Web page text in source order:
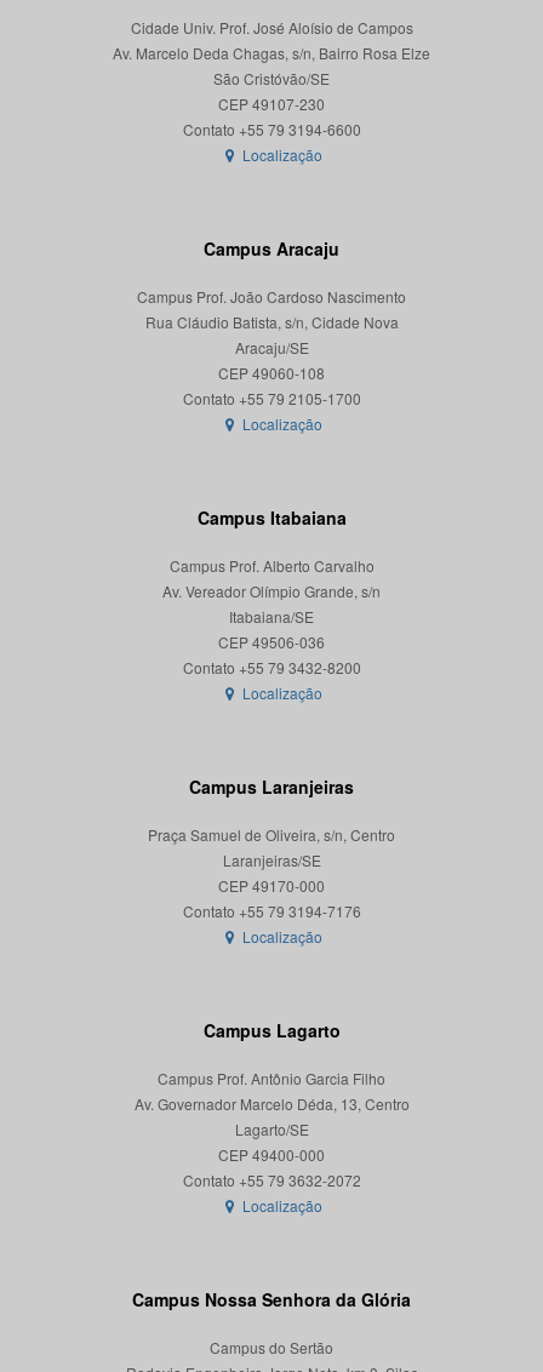
Cidade Univ. Prof. José Aloísio de Campos
Av. Marcelo Deda Chagas, s/n, Bairro Rosa Elze
São Cristóvão/SE
CEP 49107-230
Localização
Campus Aracaju
Campus Prof. João Cardoso Nascimento
Rua Cláudio Batista, s/n, Cidade Nova
Aracaju/SE
CEP 49060-108
Localização
Campus Itabaiana
Campus Prof. Alberto Carvalho
Av. Vereador Olímpio Grande, s/n
Itabaiana/SE
CEP 49506-036
Localização
Campus Laranjeiras
Praça Samuel de Oliveira, s/n, Centro
Laranjeiras/SE
CEP 49170-000
Localização
Campus Lagarto
Campus Prof. Antônio Garcia Filho
Av. Governador Marcelo Déda, 13, Centro
Lagarto/SE
CEP 49400-000
Localização
Campus Nossa Senhora da Glória
Campus do Sertão